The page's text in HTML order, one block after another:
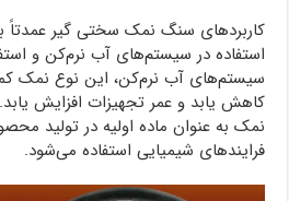
کاربردهای سنگ نمک سختی گیر عمدتاً
استفاده در سیستم‌های آب نرم‌کن و
سیستم‌های آب نرم‌کن، این نوع نمک
کاهش یابد و عمر تجهیزات افزایش
نمک به عنوان ماده اولیه در تولید
فرایندهای شیمیایی استفاده می‌شود.